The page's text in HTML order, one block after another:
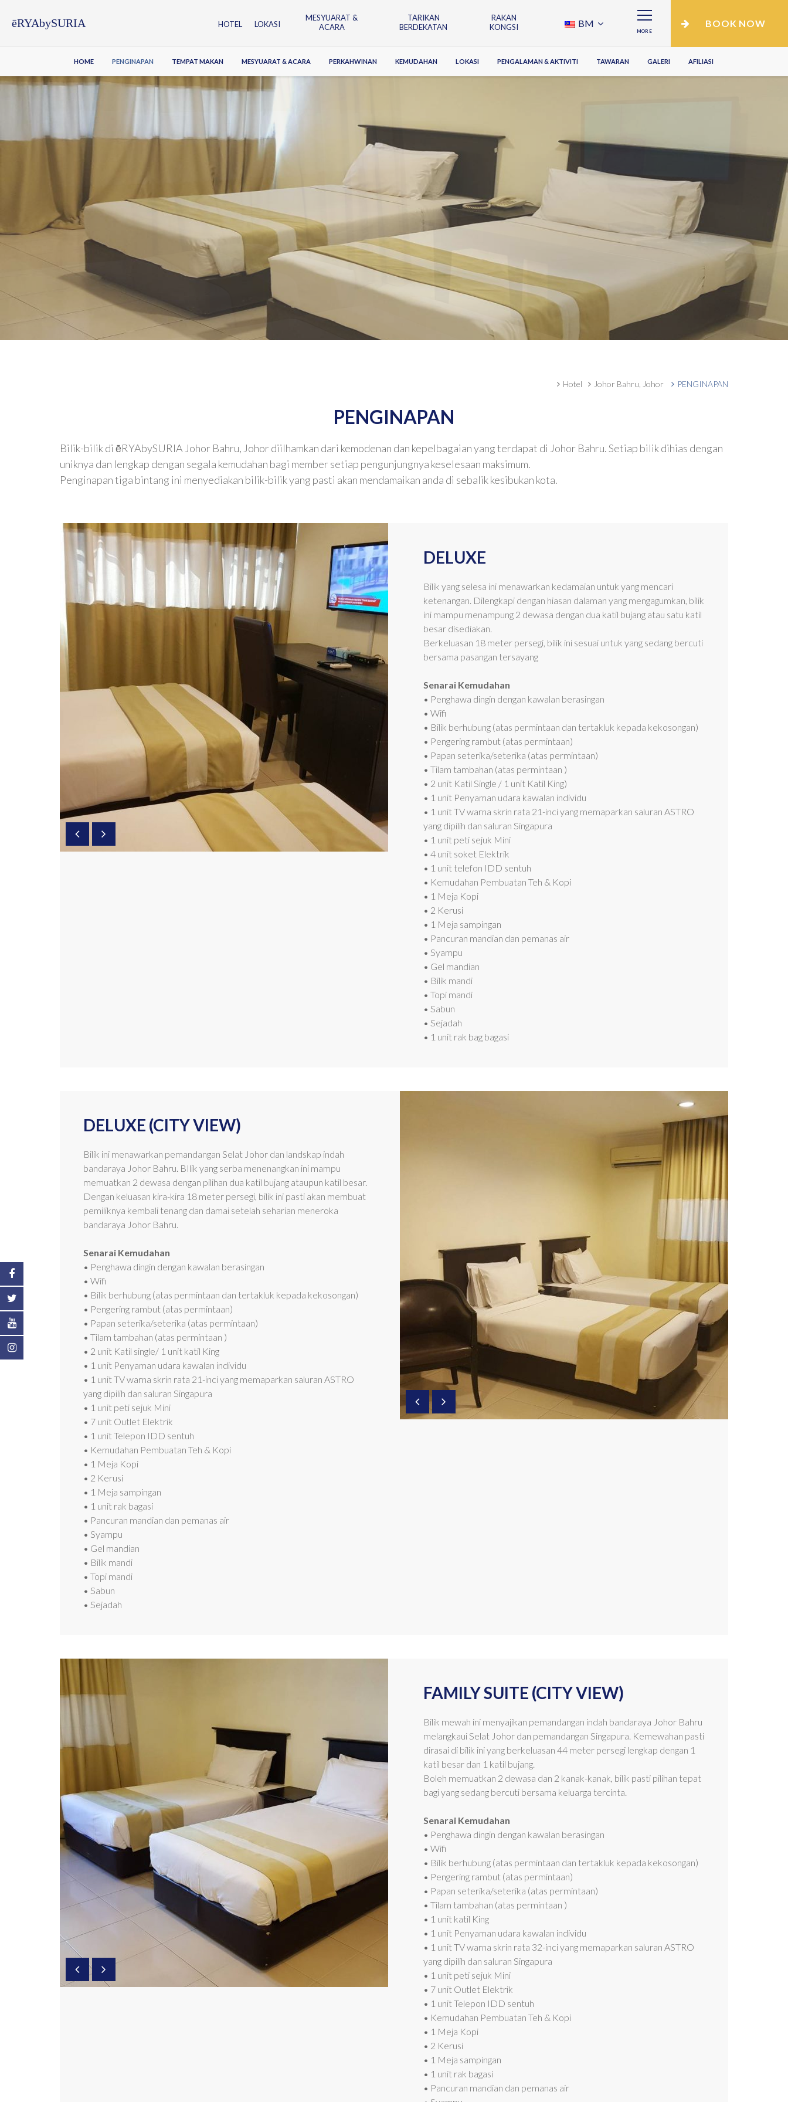
ēRYAbySURIA BOOK NOW
MORE
BM
HOTEL LOKASI
MESYUARAT &
ACARA
TARIKAN
BERDEKATAN
RAKAN
KONGSI
HOME PENGINAPAN TEMPAT MAKAN MESYUARAT & ACARA PERKAHWINAN KEMUDAHAN LOKASI PENGALAMAN & AKTIVITI TAWARAN GALERI AFILIASI
Hotel Johor Bahru, Johor PENGINAPAN
PENGINAPAN
Bilik-bilik di ēRYAbySURIA Johor Bahru, Johor diilhamkan dari kemodenan dan kepelbagaian yang terdapat di Johor Bahru. Setiap bilik dihias dengan
uniknya dan lengkap dengan segala kemudahan bagi member setiap pengunjungnya keselesaan maksimum.
Penginapan tiga bintang ini menyediakan bilik-bilik yang pasti akan mendamaikan anda di sebalik kesibukan kota.
DELUXE
Bilik yang selesa ini menawarkan kedamaian untuk yang mencari
ketenangan. Dilengkapi dengan hiasan dalaman yang mengagumkan, bilik
ini mampu menampung 2 dewasa dengan dua katil bujang atau satu katil
besar disediakan.
Berkeluasan 18 meter persegi, bilik ini sesuai untuk yang sedang bercuti
bersama pasangan tersayang
Senarai Kemudahan
• Penghawa dingin dengan kawalan berasingan
• Wifi
• Bilik berhubung (atas permintaan dan tertakluk kepada kekosongan)
• Pengering rambut (atas permintaan)
• Papan seterika/seterika (atas permintaan)
• Tilam tambahan (atas permintaan )
• 2 unit Katil Single / 1 unit Katil King)
• 1 unit Penyaman udara kawalan individu
• 1 unit TV warna skrin rata 21-inci yang memaparkan saluran ASTRO
yang dipilih dan saluran Singapura
• 1 unit peti sejuk Mini
• 4 unit soket Elektrik
• 1 unit telefon IDD sentuh
• Kemudahan Pembuatan Teh & Kopi
• 1 Meja Kopi
• 2 Kerusi
• 1 Meja sampingan
• Pancuran mandian dan pemanas air
• Syampu
• Gel mandian
• Bilik mandi
• Topi mandi
• Sabun
• Sejadah
• 1 unit rak bag bagasi
DELUXE (CITY VIEW)
Bilik ini menawarkan pemandangan Selat Johor dan landskap indah
bandaraya Johor Bahru. BIlik yang serba menenangkan ini mampu
memuatkan 2 dewasa dengan pilihan dua katil bujang ataupun katil besar.
Dengan keluasan kira-kira 18 meter persegi, bilik ini pasti akan membuat
pemiliknya kembali tenang dan damai setelah seharian meneroka
bandaraya Johor Bahru.
Senarai Kemudahan
• Penghawa dingin dengan kawalan berasingan
• Wifi
• Bilik berhubung (atas permintaan dan tertakluk kepada kekosongan)
• Pengering rambut (atas permintaan)
• Papan seterika/seterika (atas permintaan)
• Tilam tambahan (atas permintaan )
• 2 unit Katil single/ 1 unit katil King
• 1 unit Penyaman udara kawalan individu
• 1 unit TV warna skrin rata 21-inci yang memaparkan saluran ASTRO
yang dipilih dan saluran Singapura
• 1 unit peti sejuk Mini
• 7 unit Outlet Elektrik
• 1 unit Telepon IDD sentuh
• Kemudahan Pembuatan Teh & Kopi
• 1 Meja Kopi
• 2 Kerusi
• 1 Meja sampingan
• 1 unit rak bagasi
• Pancuran mandian dan pemanas air
• Syampu
• Gel mandian
• Bilik mandi
• Topi mandi
• Sabun
• Sejadah
FAMILY SUITE (CITY VIEW)
Bilik mewah ini menyajikan pemandangan indah bandaraya Johor Bahru
melangkaui Selat Johor dan pemandangan Singapura. Kemewahan pasti
dirasai di bilik ini yang berkeluasan 44 meter persegi lengkap dengan 1
katil besar dan 1 katil bujang.
Boleh memuatkan 2 dewasa dan 2 kanak-kanak, bilik pasti pilihan tepat
bagi yang sedang bercuti bersama keluarga tercinta.
Senarai Kemudahan
• Penghawa dingin dengan kawalan berasingan
• Wifi
• Bilik berhubung (atas permintaan dan tertakluk kepada kekosongan)
• Pengering rambut (atas permintaan)
• Papan seterika/seterika (atas permintaan)
• Tilam tambahan (atas permintaan )
• 1 unit katil King
• 1 unit Penyaman udara kawalan individu
• 1 unit TV warna skrin rata 32-inci yang memaparkan saluran ASTRO
yang dipilih dan saluran Singapura
• 1 unit peti sejuk Mini
• 7 unit Outlet Elektrik
• 1 unit Telepon IDD sentuh
• Kemudahan Pembuatan Teh & Kopi
• 1 Meja Kopi
• 2 Kerusi
• 1 Meja sampingan
• 1 unit rak bagasi
• Pancuran mandian dan pemanas air